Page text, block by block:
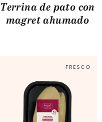
Terrina de pato con
magret ahumado
FRESCO